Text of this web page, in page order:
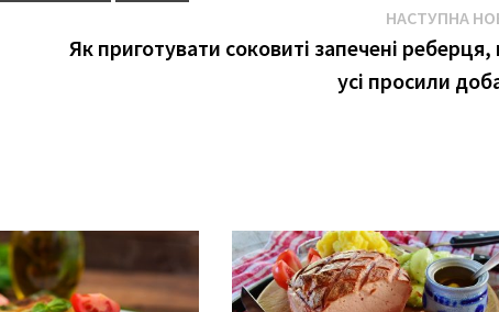
НАСТУПНА
Як приготувати соковиті запечені
усі просили